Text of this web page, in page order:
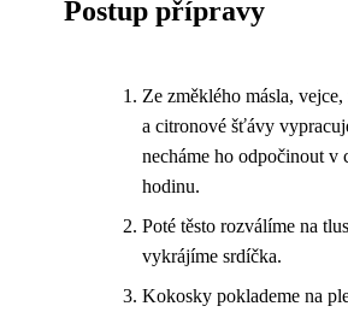
Postup přípravy
Ze změklého másla,
a citronové šťávy
necháme ho odpočinout v
hodinu.
Poté těsto rozválíme na
vykrájíme srdíčka.
Kokosky poklademe na